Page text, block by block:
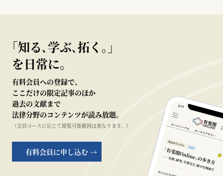
｢知る､学ぶ､拓く｡｣
を日常に。
有料会員への登録で、
ここだけの限定記事のほか
過去の文献まで
法律分野のコンテンツが読み放題。
（会員コースに応じて閲覧可能範囲は異なります。）
有料会員に申し込む →